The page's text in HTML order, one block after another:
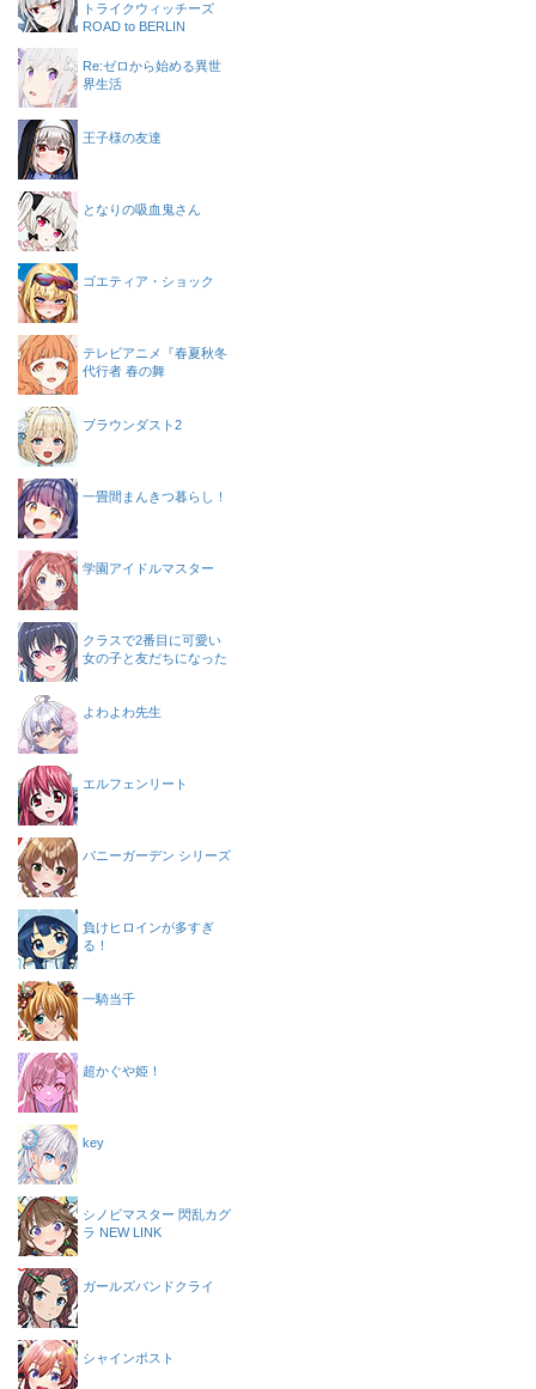
トライクウィッチーズ
ROAD to BERLIN
Re:ゼロから始める異世
界生活
王子様の友達
となりの吸血鬼さん
ゴエティア・ショック
テレビアニメ『春夏秋冬
代行者 春の舞
ブラウンダスト2
一畳間まんきつ暮らし！
学園アイドルマスター
クラスで2番目に可愛い
女の子と友だちになった
よわよわ先生
エルフェンリート
バニーガーデン シリーズ
負けヒロインが多すぎ
る！
一騎当千
超かぐや姫！
key
シノビマスター 閃乱カグ
ラ NEW LINK
ガールズバンドクライ
シャインポスト